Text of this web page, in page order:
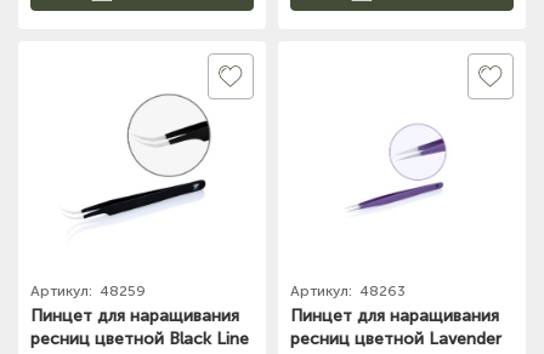
Артикул: 48259
Пинцет для наращивания
ресниц цветной Black Line
Артикул: 48263
Пинцет для наращивания
ресниц цветной Lavender